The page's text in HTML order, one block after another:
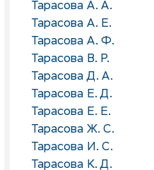
Тарасова А. А.
Тарасова А. Е.
Тарасова А. Ф.
Тарасова В. Р.
Тарасова Д. А.
Тарасова Е. Д.
Тарасова Е. Е.
Тарасова Ж. С.
Тарасова И. С.
Тарасова К. Д.